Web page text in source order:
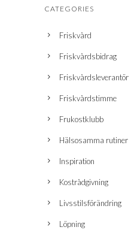
CATEGORIES
Friskvård
Friskvårdsbidrag
Friskvårdsleverantör
Friskvårdstimme
Frukostklubb
Hälsosamma rutiner
Inspiration
Kostrådgivning
Livsstilsförändring
Löpning